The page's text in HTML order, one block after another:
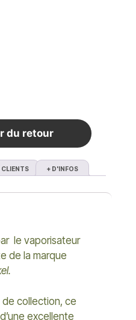
du retour
CLIENTS + D'INFOS
le vaporisateur
de la marque
de collection, ce
excellente